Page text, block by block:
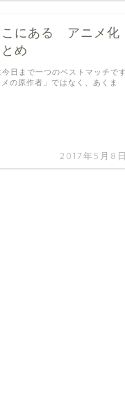
こにある アニメ化
め
2017年5月8日
日まで一つのベストマッチです
の原作者」ではなく、あくま